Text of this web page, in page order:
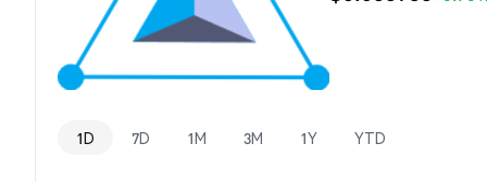
1D 7D 1M 3M 1Y YTD